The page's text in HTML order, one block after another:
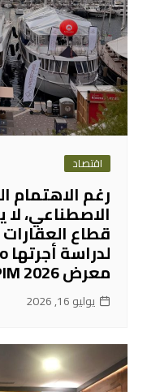
اقتصاد
رغم الاهتمام
الاصطناعي،
قطاع
معرض MIPIM 2026
يوليو 16, 2026